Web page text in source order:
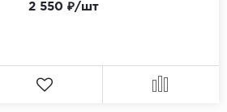
2 550 ₽/шт